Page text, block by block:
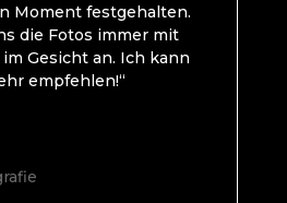
Moment festgehalten.
die Fotos immer mit
Gesicht an. Ich kann
empfehlen!“